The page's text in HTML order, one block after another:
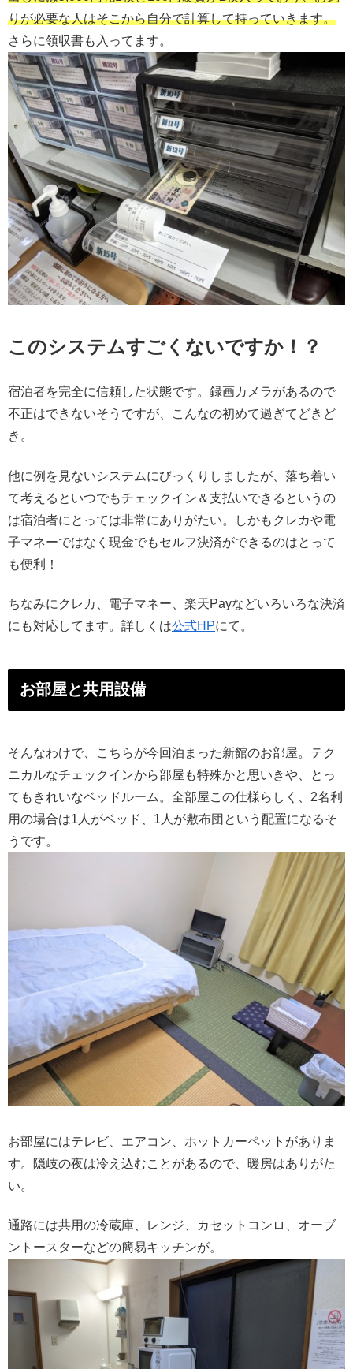
りが必要な人はそこから自分で計算して持っていきます。
さらに領収書も入ってます。
このシステムすごくないですか！？
宿泊者を完全に信頼した状態です。録画カメラがあるので
不正はできないそうですが、こんなの初めて過ぎてどきど
き。
他に例を見ないシステムにびっくりしましたが、落ち着い
て考えるといつでもチェックイン＆支払いできるというの
は宿泊者にとっては非常にありがたい。しかもクレカや電
子マネーではなく現金でもセルフ決済ができるのはとって
も便利！
ちなみにクレカ、電子マネー、楽天Payなどいろいろな決済
にも対応してます。詳しくは公式HPにて。
お部屋と共用設備
そんなわけで、こちらが今回泊まった新館のお部屋。テク
ニカルなチェックインから部屋も特殊かと思いきや、とっ
てもきれいなベッドルーム。全部屋この仕様らしく、2名利
用の場合は1人がベッド、1人が敷布団という配置になるそ
うです。
お部屋にはテレビ、エアコン、ホットカーペットがありま
す。隠岐の夜は冷え込むことがあるので、暖房はありがた
い。
通路には共用の冷蔵庫、レンジ、カセットコンロ、オーブ
ントースターなどの簡易キッチンが。